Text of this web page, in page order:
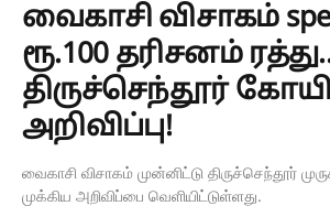
வைகாசி விசாகம்
ரூ.100 தரிசனம்
திருச்செந்தூர்
அறிவிப்பு!
வைகாசி விசாகம் முன்னிட்டு திருச்செந்தூர்
முக்கிய அறிவிப்பை வெளியிட்டுள்ளது.